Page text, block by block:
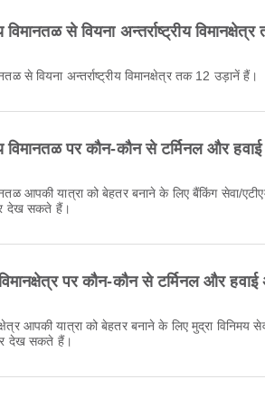
से वियना अन्तर्राष्ट्रीय
से वियना अन्तर्राष्ट्रीय विमानक्षेत्र तक 12 उड़ानें हैं।
विमानतळ पर कौन-कौन से टर्मिनल और
आपकी यात्रा को बेहतर बनाने के लिए बैंकिंग
देख सकते हैं।
विमानक्षेत्र पर कौन-कौन से टर्मिनल और
आपकी यात्रा को बेहतर बनाने के लिए मुद्रा
देख सकते हैं।